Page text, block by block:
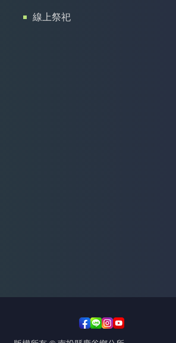
線上祭祀